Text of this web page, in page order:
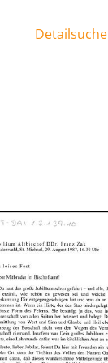
Detailsuche